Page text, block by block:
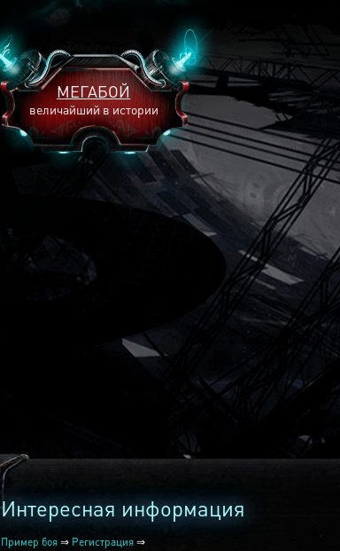
МЕГАБОЙ
величайший в истории
2240
Интересная информация
Пример боя ⇒ Регистрация ⇒